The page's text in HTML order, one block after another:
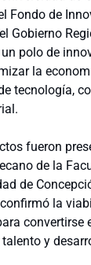
Fondo de
Gobierno
polo de
la
tecnología,
fueron
de la
de
la
convertirse
y